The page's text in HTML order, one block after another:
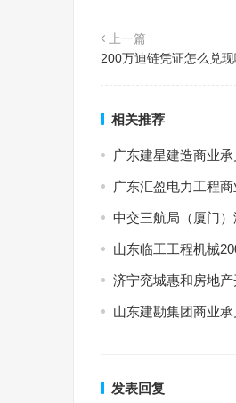
上一篇
200万迪链凭证怎么兑
相关推荐
广东建星建造商业
广东汇盈电力工程
中交三航局（厦门
山东临工工程机械
济宁兖城惠和房地
山东建勘集团商业
发表回复